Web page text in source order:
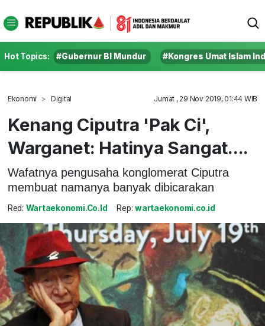
Hot Topics: #Gubernur BI Mundur #Kongres Umat Islam
Ekonomi Digital Jumat , 29 Nov 2019, 01:44 WIB
Kenang Ciputra 'Pak Ci',
Warganet: Hatinya Sangat....
Wafatnya pengusaha konglomerat Ciputra
membuat namanya banyak dibicarakan
Red: Wartaekonomi.co.id Rep: wartaekonomi.co.id